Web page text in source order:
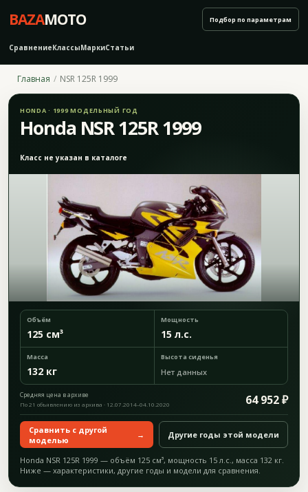
BAZAMOTO
СравнениеКлассыМаркиСтатьи
Подбор по параметрам
Главная NSR 125R 1999
HONDA · 1999 МОДЕЛЬНЫЙ ГОД
Honda NSR 125R 1999
Класс не указан в каталоге
Объём
125 см³
Мощность
15 л.с.
Масса
132 кг
Высота сиденья
Нет данных
Средняя цена в архиве 64 952 ₽
По 21 объявлению из архива · 12.07.2014–04.10.2020
Сравнить с другой
моделью
→ Другие годы этой модели
Honda NSR 125R 1999 — объём 125 см³, мощность 15 л.с., масса 132 кг.
Ниже — характеристики, другие годы и модели для сравнения.